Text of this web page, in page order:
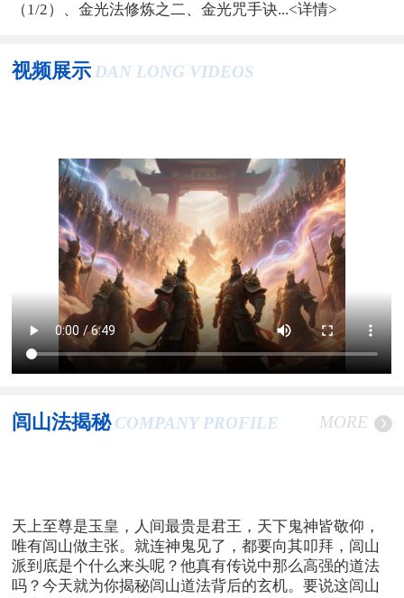
（1/2）、金光法修炼之二、金光咒手诀...<详情>
视频展示 DAN LONG VIDEOS
闾山法揭秘 COMPANY PROFILE MORE
天上至尊是玉皇，人间最贵是君王，天下鬼神皆敬仰，
唯有闾山做主张。就连神鬼见了，都要向其叩拜，闾山
派到底是个什么来头呢？他真有传说中那么高强的道法
吗？今天就为你揭秘闾山道法背后的玄机。要说这闾山